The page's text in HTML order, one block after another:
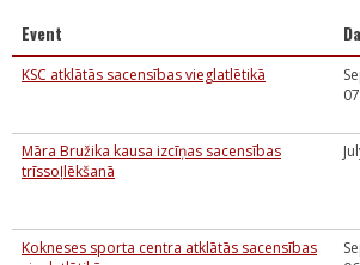
Event
KSC atklātās sacensības vieglatlētikā
Māra Bružika kausa izcīņas sacensības
trīssoļlēkšanā
Kokneses sporta centra atklātās sacensības